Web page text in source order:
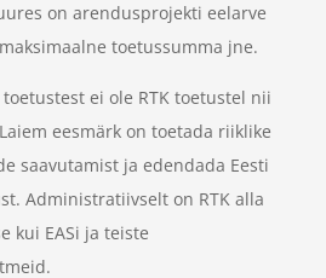
on arendusprojekti eelarve
toetussumma jne.
toetustest ei ole RTK toetustel nii
eesmärk on toetada riiklike
saavutamist ja edendada Eesti
Administratiivselt on RTK alla
kui EASi ja teiste